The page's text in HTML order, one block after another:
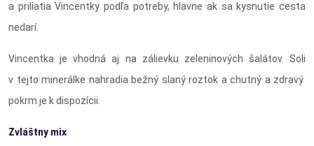
a priliatia Vincentky podľa potreby, hlavne ak sa kysnutie cesta
nedarí.
Vincentka je vhodná aj na zálievku zeleninových šalátov. Soli
v tejto minerálke nahradia bežný slaný roztok a chutný a zdravý
pokrm je k dispozícii.
Zvláštny mix